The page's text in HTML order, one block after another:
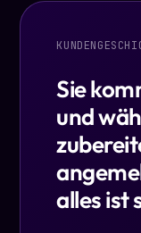
Sie
und
alles ist